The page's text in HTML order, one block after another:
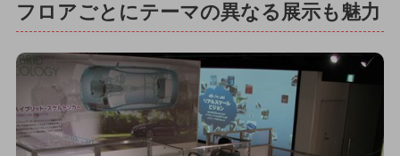
フロアごとにテーマの異なる展示も魅力